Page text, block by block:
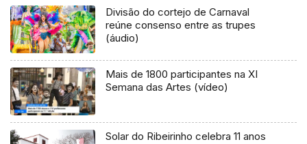
Divisão do cortejo de Carnaval
reúne consenso entre as trupes
(áudio)
Mais de 1800 participantes na XI
Semana das Artes (vídeo)
Solar do Ribeirinho celebra 11 anos